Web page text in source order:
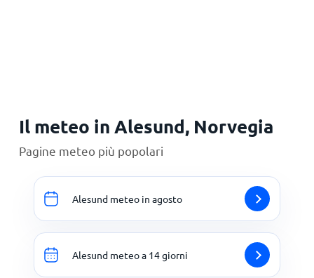
Il meteo in Alesund, Norvegia
Pagine meteo più popolari
Alesund meteo in agosto
Alesund meteo a 14 giorni